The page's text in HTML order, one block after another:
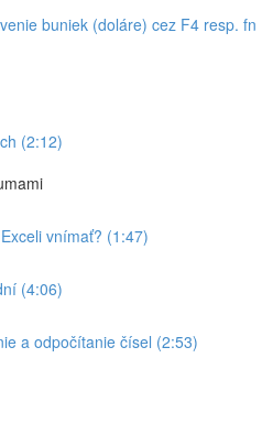
buniek (doláre) cez F4 resp. fn
(2:12)
vnímať? (1:47)
(4:06)
a odpočítanie čísel (2:53)